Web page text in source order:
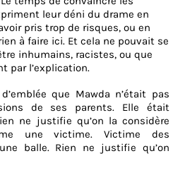
leur déni du drame en
pris trop de risques, ou en
à faire ici. Et cela ne pouvait se
inhumains, racistes, ou que
par l’explication.
que Mawda n’était pas
de ses parents. Elle était
ne justifie qu’on la considère
une victime. Victime des
balle. Rien ne justifie qu’on